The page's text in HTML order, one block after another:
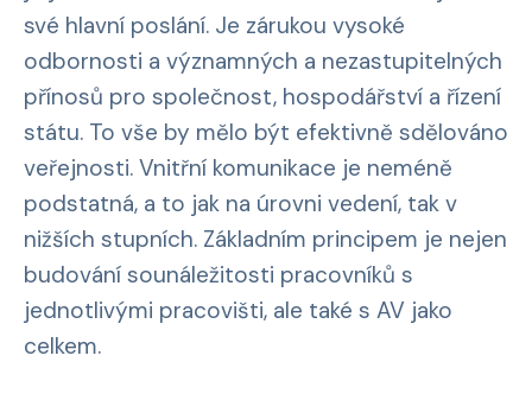
své hlavní poslání. Je zárukou vysoké
odbornosti a významných a nezastupitelných
přínosů pro společnost, hospodářství a řízení
státu. To vše by mělo být efektivně sdělováno
veřejnosti. Vnitřní komunikace je neméně
podstatná, a to jak na úrovni vedení, tak v
nižších stupních. Základním principem je nejen
budování sounáležitosti pracovníků s
jednotlivými pracovišti, ale také s AV jako
celkem.